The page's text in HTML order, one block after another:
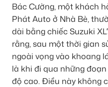
Bác Cường, một khách
Phát Auto ở Nhà Bè,
dài bằng chiếc Suzuki
rằng, sau một thời gian
ngoài vọng vào khoang
là khi đi qua những
độ cao. Điều này không